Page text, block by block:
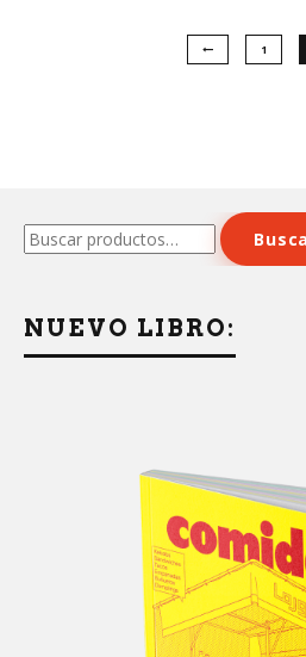
1
Buscar
por:
NUEVO LIBRO: